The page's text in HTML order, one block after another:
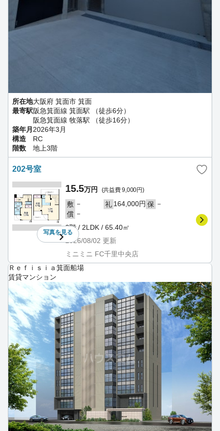
所在地大阪府 箕面市 箕面
最寄駅阪急箕面線 箕面駅 （徒歩6分）
阪急箕面線 牧落駅 （徒歩16分）
築年月2026年3月
構造
RC
階数
地上3階
202号室
写真を見る
15.5万円 (共益費 9,000円)
敷 － 礼 164,000円 保 －
償 －
2階 / 2LDK / 65.40㎡
2026/08/02 更新
ミニミニ FC千里中央店
Ｒｅｆｉｓｉａ箕面船場
賃貸マンション